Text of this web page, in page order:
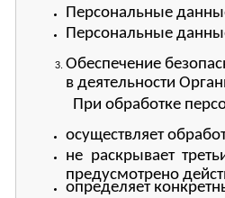
Персональные
Персональные
Обеспечение
в деятельности
При обработке
осуществляет
не раскрывает
предусмотрено
определяет